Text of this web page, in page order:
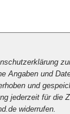
Angaben und
und
jederzeit für die
widerrufen.